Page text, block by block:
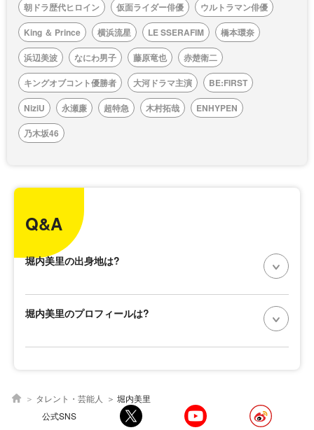
朝ドラ歴代ヒロイン 仮面ライダー俳優
ウルトラマン俳優
King ＆ Prince
横浜流星 LE SSERAFIM
橋本環奈
浜辺美波
なにわ男子 藤原竜也
赤楚衛二
キングオブコント優勝者
大河ドラマ主演
BE:FIRST
NiziU
永瀬廉 超特急 木村拓哉
ENHYPEN
乃木坂46
Q&A
堀内美里の出身地は?
堀内美里のプロフィールは?
タレント・芸能人
堀内美里
公式SNS